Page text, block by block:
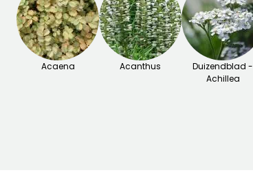
Bekijk de 1
beoordelingen
Acaena Acanthus
Duizendblad -
Achillea